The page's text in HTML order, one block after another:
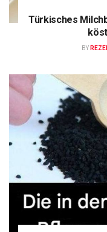
Türkisches
BY